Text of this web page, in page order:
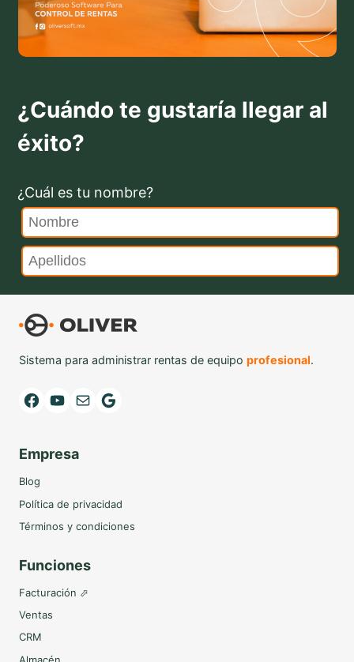
¿Cuándo te gustaría llegar al
éxito?
¿Cuál es tu nombre?
Sistema para administrar rentas de equipo profesional.
Facebook YouTube Mail Google
Empresa
Blog
Política de privacidad
Términos y condiciones
Funciones
Facturación ⬀
Ventas
CRM
Almacén